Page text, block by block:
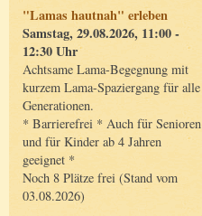
"Lamas hautnah" erleben
Samstag, 29.08.2026, 11:00 -
12:30 Uhr
Achtsame Lama-Begegnung mit
kurzem Lama-Spaziergang für alle
Generationen.
* Barrierefrei * Auch für Senioren
und für Kinder ab 4 Jahren
geeignet *
Noch 8 Plätze frei (Stand vom
03.08.2026)